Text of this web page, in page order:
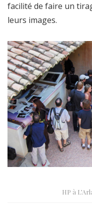
facilité de faire un
leurs images.
HP à